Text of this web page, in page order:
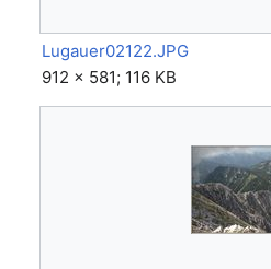
Lugauer02122.JPG
912 × 581; 116 KB